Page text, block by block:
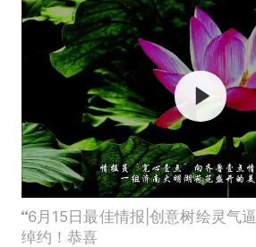
6月15日最佳情报|创意树绘灵气
绰约！恭喜